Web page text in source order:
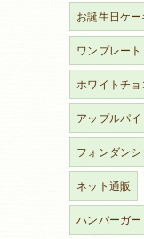
お誕生日ケー
ワンプレート
ホワイトチ
アップルパイ
フォンダンシ
ネット通販
ハンバーガー